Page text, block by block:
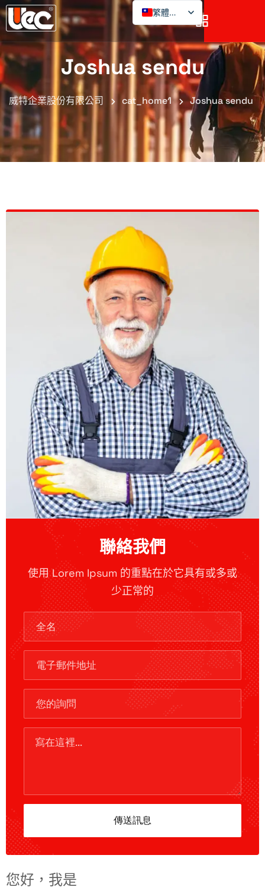
繁體中文
Joshua sendu
威特企業股份有限公司 cat_home1 Joshua sendu
聯絡我們
使用 Lorem Ipsum 的重點在於它具有或多或
少正常的
您好，我是